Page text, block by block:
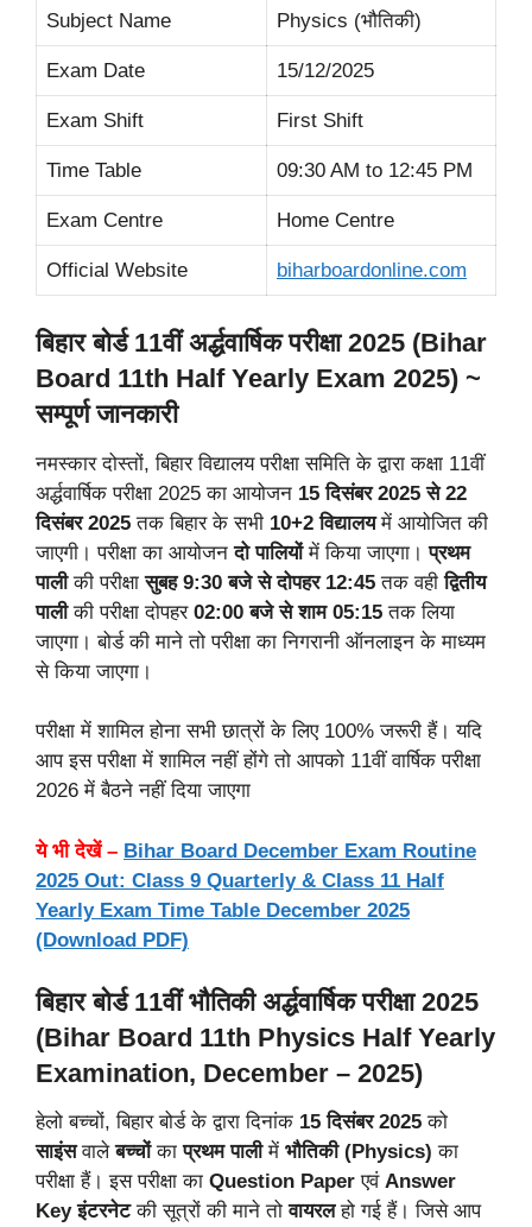
Subject Name Physics (भौतिकी)
Exam Date 15/12/2025
Exam Shift First Shift
Time Table 09:30 AM to 12:45 PM
Exam Centre Home Centre
Official Website biharboardonline.com
बिहार बोर्ड 11वीं अर्द्धवार्षिक परीक्षा 2025 (Bihar
Board 11th Half Yearly Exam 2025) ~
सम्पूर्ण जानकारी
नमस्कार दोस्तों, बिहार विद्यालय परीक्षा समिति के द्वारा कक्षा 11वीं
अर्द्धवार्षिक परीक्षा 2025 का आयोजन 15 दिसंबर 2025 से 22
दिसंबर 2025 तक बिहार के सभी 10+2 विद्यालयमें आयोजित की
जाएगी। परीक्षा का आयोजन दो पालियोंमें किया जाएगा।प्रथम
पालीकी परीक्षासुबह 9:30 बजे से दोपहर 12:45 तक वहीद्वितीय
पालीकी परीक्षा दोपहर 02:00 बजे से शाम 05:15 तक लिया
जाएगा। बोर्ड की माने तो परीक्षा का निगरानी ऑनलाइन के माध्यम
से किया जाएगा।
परीक्षा में शामिल होना सभी छात्रों के लिए 100% जरूरी हैं। यदि
आप इस परीक्षा में शामिल नहीं होंगे तो आपको 11वीं वार्षिक परीक्षा
2026 में बैठने नहीं दिया जाएगा
ये भी देखें – Bihar Board December Exam Routine
2025 Out: Class 9 Quarterly & Class 11 Half
Yearly Exam Time Table December 2025
(Download PDF)
बिहार बोर्ड 11वीं भौतिकी अर्द्धवार्षिक परीक्षा 2025
(Bihar Board 11th Physics Half Yearly
Examination, December – 2025)
हेलो बच्चों, बिहार बोर्ड के द्वारा दिनांक 15 दिसंबर 2025 को
साइंसवालेबच्चोंकाप्रथम पालीमें भौतिकी (Physics) का
परीक्षा हैं। इस परीक्षा का Question Paper एवं Answer
Key इंटरनेटकी सूत्रों की माने तोवायरलहो गई हैं। जिसे आप